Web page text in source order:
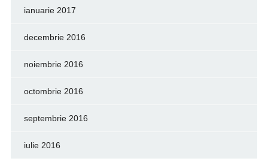
ianuarie 2017
decembrie 2016
noiembrie 2016
octombrie 2016
septembrie 2016
iulie 2016